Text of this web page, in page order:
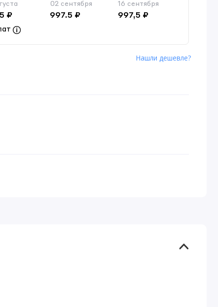
₽
02 сентября
997.5 ₽
16 сентября
997,5 ₽
Нашли дешевле?